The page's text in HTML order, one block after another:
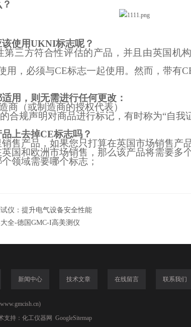
使用UKNI标志呢？
第三方符合性评估的产品，并且由英国机
用，必须与CE标志一起使用。然而，带有
用，则无需进行任何更改：
商（或制造商的授权代表）
合规声明对商品进行标记，有时称为“自我
上去掉CE标志吗？
售产品，如果您只打算在英国市场销售产
国和欧洲市场销售，那么该产品将需要多个
领域需要哪个标志；
仪：提升电气设备安全性能
全-德国GMC-I高美测仪
新闻中心 技术文章 在线留言 联系我们
支持： 化工仪器网 GoogleSitemap